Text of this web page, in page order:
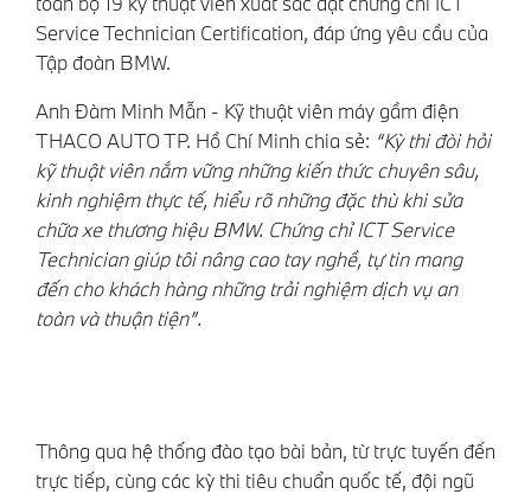
Service Technician Certification, đáp ứng yêu cầu của
Tập đoàn BMW.
Anh Đàm Minh Mẫn - Kỹ thuật viên máy gầm điện
THACO AUTO TP. Hồ Chí Minh chia sẻ: “Kỳ thi đòi hỏi
kỹ thuật viên nắm vững những kiến thức chuyên sâu,
kinh nghiệm thực tế, hiểu rõ những đặc thù khi sửa
chữa xe thương hiệu BMW. Chứng chỉ ICT Service
Technician giúp tôi nâng cao tay nghề, tự tin mang
đến cho khách hàng những trải nghiệm dịch vụ an
toàn và thuận tiện”.
Thông qua hệ thống đào tạo bài bản, từ trực tuyến đến
trực tiếp, cùng các kỳ thi tiêu chuẩn quốc tế, đội ngũ